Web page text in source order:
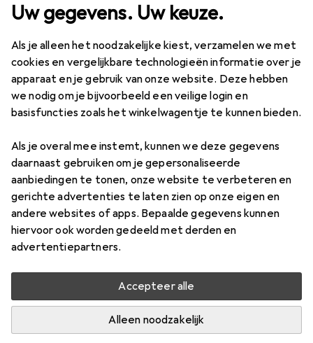
Uw gegevens. Uw keuze.
Als je alleen het noodzakelijke kiest, verzamelen we met
cookies en vergelijkbare technologieën informatie over je
apparaat en je gebruik van onze website. Deze hebben
we nodig om je bijvoorbeeld een veilige login en
basisfuncties zoals het winkelwagentje te kunnen bieden.
Als je overal mee instemt, kunnen we deze gegevens
daarnaast gebruiken om je gepersonaliseerde
aanbiedingen te tonen, onze website te verbeteren en
gerichte advertenties te laten zien op onze eigen en
andere websites of apps. Bepaalde gegevens kunnen
hiervoor ook worden gedeeld met derden en
advertentiepartners.
Accepteer alle
Alleen noodzakelijk
+ gelaatsscherm Bollé Silium Plus Clear veiligheidsbril
2 afbeeldingen
BolléSilium Plus Clear veiligheidsbril
Prijs in EUR inclusief BTW
EUR
18,–
Waarderingscijfers Merk
Meer van Bollé
Meer dan 10 stuk op voorraad bij leverancier
In winkelmandje